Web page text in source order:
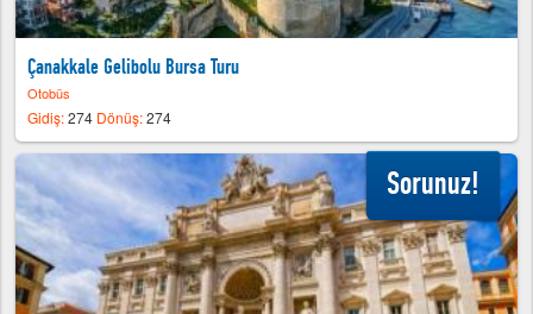
Çanakkale Gelibolu Bursa Turu
Otobüs
Gidiş:274 Dönüş:274
Sorunuz!